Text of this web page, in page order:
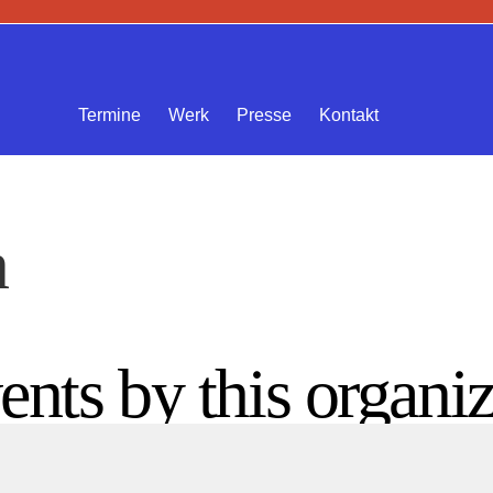
Termine
Werk Presse Kontakt
by this